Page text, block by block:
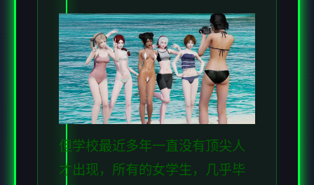
但学校最近多年一直没有顶尖人
才出现，所有的女学生，几乎毕